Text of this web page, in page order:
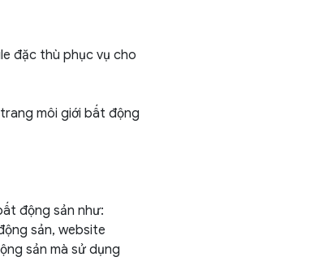
đặc thù phục vụ cho
môi giới bất động
động sản như:
sản, website
sản mà sử dụng